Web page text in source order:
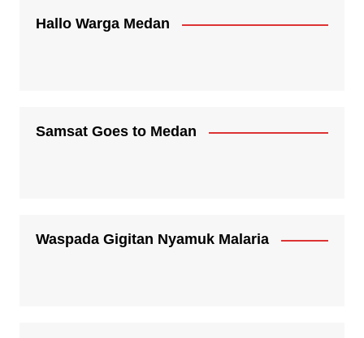
Hallo Warga Medan
Samsat Goes to Medan
Waspada Gigitan Nyamuk Malaria